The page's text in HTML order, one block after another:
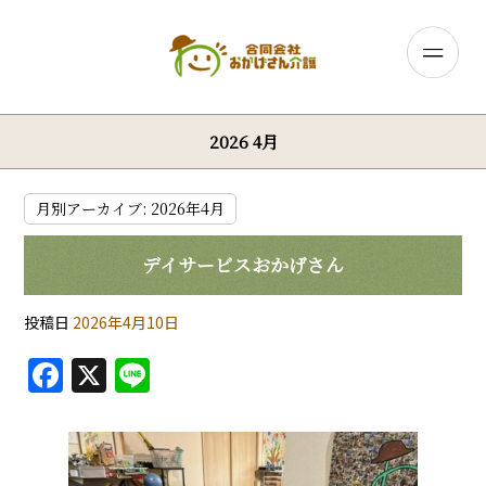
2026 4月
月別アーカイブ: 2026年4月
デイサービスおかげさん
投稿日 2026年4月10日
F
a
c
X
e